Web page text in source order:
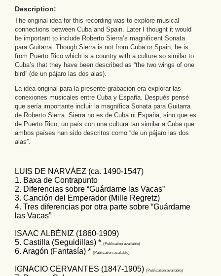
Description:
The original idea for this recording was to explore musical
connections between Cuba and Spain. Later I thought it would
be important to include Roberto Sierra’s magnificent Sonata
para Guitarra. Though Sierra is not from Cuba or Spain, he is
from Puerto Rico which is a country with a culture so similar to
Cuba’s that they have been described as “the two wings of one
bird” (de un pájaro las dos alas).
La idea original para la presente grabación era explorar las
conexiones musicales entre Cuba y España. Después pensé
que sería importante incluir la magnífica Sonata para Guitarra
de Roberto Sierra. Sierra no es de Cuba ni España, sino que es
de Puerto Rico, un país con una cultura tan similar a Cuba que
ambos países han sido descritos como “de un pájaro las dos
alas”.
LUIS DE NARVÁEZ (ca. 1490-1547)
1. Baxa de Contrapunto
2. Diferencias sobre “Guárdame las Vacas”
3. Canción del Emperador (Mille Regretz)
4. Tres diferencias por otra parte sobre “Guárdame
las Vacas”
ISAAC ALBÉNIZ (1860-1909)
5. Castilla (Seguidillas) * (Publication available)
6. Aragón (Fantasía) * (Publication available)
IGNACIO CERVANTES (1847-1905) (Publication available)